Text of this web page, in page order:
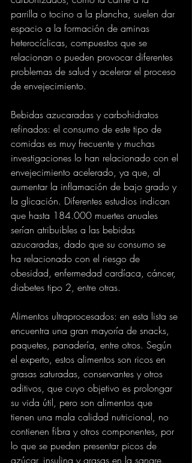
parrilla o tocino a la plancha, suelen dar
espacio a la formación de aminas
heterocíclicas, compuestos que se
relacionan o pueden provocar diferentes
problemas de salud y acelerar el proceso
de envejecimiento.
Bebidas azucaradas y carbohidratos
refinados: el consumo de este tipo de
comidas es muy frecuente y muchas
investigaciones lo han relacionado con el
envejecimiento acelerado, ya que, al
aumentar la inflamación de bajo grado y
la glicación. Diferentes estudios indican
que hasta 184.000 muertes anuales
serían atribuibles a las bebidas
azucaradas, dado que su consumo se
ha relacionado con el riesgo de
obesidad, enfermedad cardíaca, cáncer,
diabetes tipo 2, entre otras.
Alimentos ultraprocesados: en esta lista se
encuentra una gran mayoría de snacks,
paquetes, panadería, entre otros. Según
el experto, estos alimentos son ricos en
grasas saturadas, conservantes y otros
aditivos, que cuyo objetivo es prolongar
su vida útil, pero son alimentos que
tienen una mala calidad nutricional, no
contienen fibra y otros componentes, por
lo que se pueden presentar picos de
azúcar, insulina y grasas en la sangre.